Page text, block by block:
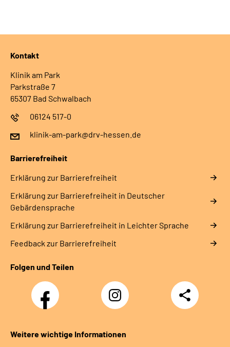
Kontakt
Klinik am Park
Parkstraße 7
65307 Bad Schwalbach
06124 517-0
klinik-am-park@drv-hessen.de
Barrierefreiheit
Erklärung zur Barrierefreiheit
Erklärung zur Barrierefreiheit in Deutscher
Gebärdensprache
Erklärung zur Barrierefreiheit in Leichter Sprache
Feedback zur Barrierefreiheit
Folgen und Teilen
Facebook Instagram
Teilen
Weitere wichtige Informationen